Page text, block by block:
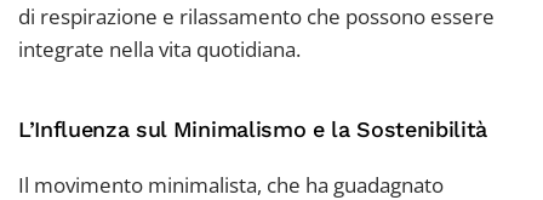
di respirazione e rilassamento che possono essere
integrate nella vita quotidiana.
L’Influenza sul Minimalismo e la Sostenibilità
Il movimento minimalista, che ha guadagnato